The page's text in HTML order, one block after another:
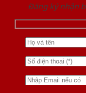
Đăng ký nhận